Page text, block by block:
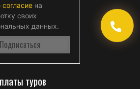
согласие на
своих
данных.
туров